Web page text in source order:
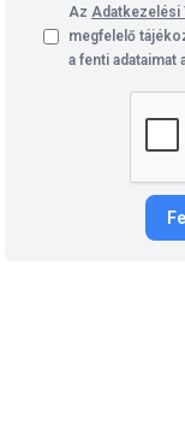
Az Adatkezelési
megfelelő
a fenti